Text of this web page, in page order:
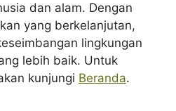
dan alam. Dengan
yang berkelanjutan,
lingkungan
lebih baik. Untuk
kunjungi Beranda.